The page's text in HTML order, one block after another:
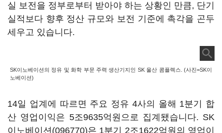
실 보전을 정부로부터 받아야 하는 상황인 만큼, 단기
실적보다 향후 정산 규모와 보전 기준에 촉각을 곤두
세우고 있습니다.
SK이노베이션의 정유 및 화학 부문 주력 생산기지인 SK 울산 콤플렉스. (사진=SK이
노베이션)
14일 업계에 따르면 주요 정유 4사의 올해 1분기 합
산 영업이익은 5조9635억원으로 집계됐습니다. SK
이노베이션(096770)은 1분기 2조1622억원의 영업이